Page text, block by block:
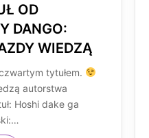
OD
DANGO:
WIEDZĄ
tytułem.
autorstwa
Hoshi dake ga